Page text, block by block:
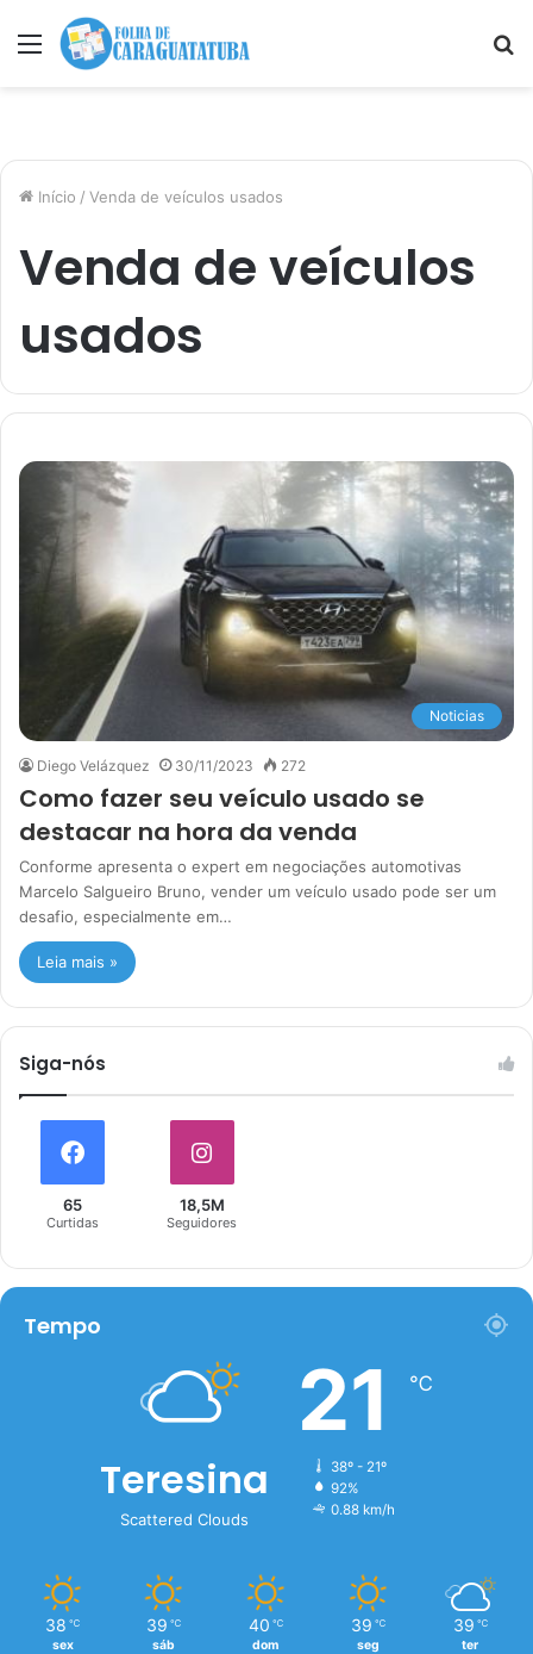
Menu
Início / Venda de veículos usados
Venda de veículos
usados
Noticias
Diego Velázquez 30/11/2023 272
Como fazer seu veículo usado se
destacar na hora da venda
Conforme apresenta o expert em negociações automotivas
Marcelo Salgueiro Bruno, vender um veículo usado pode ser um
desafio, especialmente em…
Leia mais »
Siga-nós
65
Curtidas
18,5M
Seguidores
Tempo
Teresina
Scattered Clouds
21 ℃
38º - 21º
92%
0.88 km/h
38 ℃
sex
39 ℃
sáb
40 ℃
dom
39 ℃
seg
39 ℃
ter